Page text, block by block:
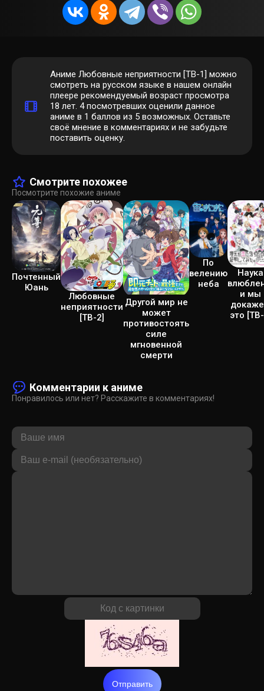
Аниме Любовные неприятности [ТВ-1] можно
смотреть на русском языке в нашем онлайн
плеере рекомендуемый возраст просмотра
18 лет. 4посмотревших оценили данное
аниме в 1 баллов из 5 возможных. Оставьте
своё мнение в комментариях и не забудьте
поставить оценку.
Смотрите похожее
Посмотрите похожие аниме
Почтенный
Юань
Любовные
неприятности
[ТВ-2]
Другой мир не
может
противостоять
силе
мгновенной
смерти
По
велению
неба
Наука
и мы
это
Комментарии к аниме
Понравилось или нет? Расскажите в комментариях!
Отправить